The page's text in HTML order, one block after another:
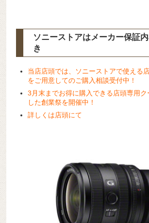
ソニーストアはメーカー保証
き
当店店頭では、ソニーストアで使える
をご用意してのご購入相談受付中！
3月末までお得に購入できる店頭専用
した創業祭を開催中！
詳しくは店頭にて